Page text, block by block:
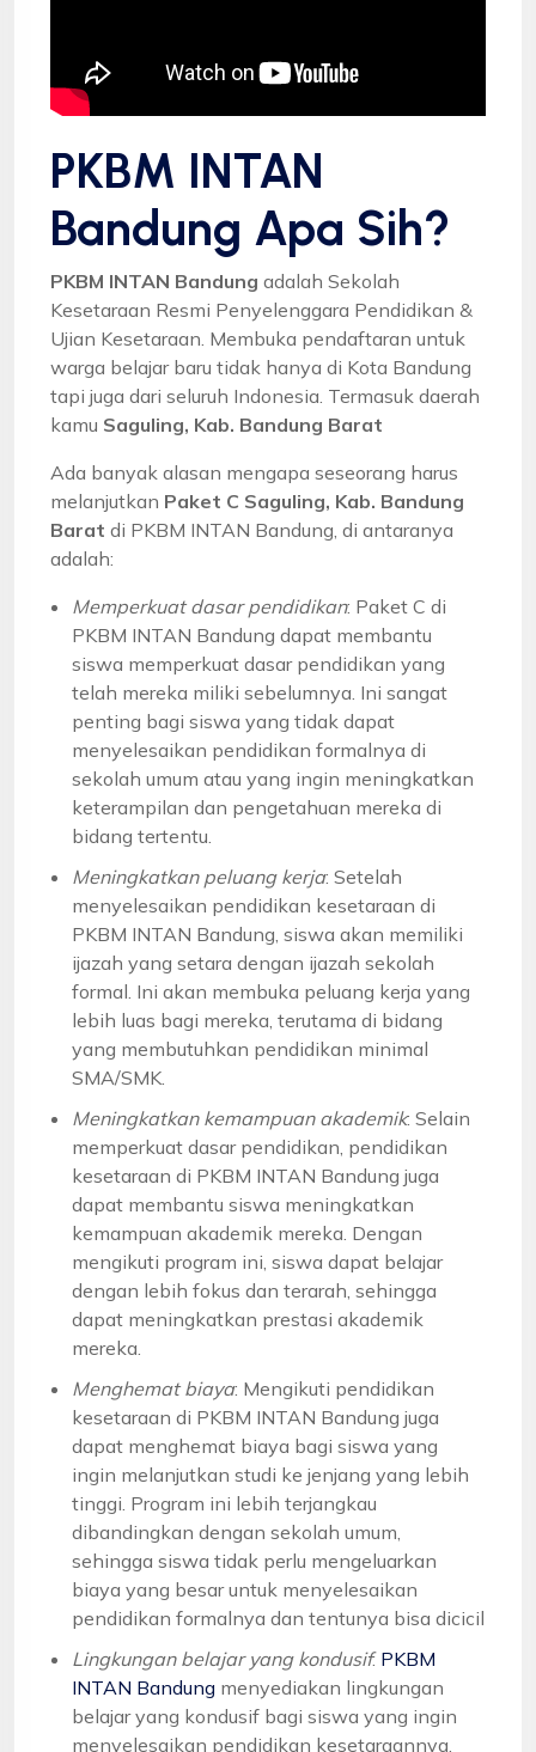
PKBM INTAN
Bandung Apa Sih?
PKBM INTAN Bandung adalah Sekolah
Kesetaraan Resmi Penyelenggara Pendidikan &
Ujian Kesetaraan. Membuka pendaftaran untuk
warga belajar baru tidak hanya di Kota Bandung
tapi juga dari seluruh Indonesia. Termasuk daerah
kamu Saguling, Kab. Bandung Barat
Ada banyak alasan mengapa seseorang harus
melanjutkan Paket C Saguling, Kab. Bandung
Barat di PKBM INTAN Bandung, di antaranya
adalah:
Memperkuat dasar pendidikan: Paket C di
PKBM INTAN Bandung dapat membantu
siswa memperkuat dasar pendidikan yang
telah mereka miliki sebelumnya. Ini sangat
penting bagi siswa yang tidak dapat
menyelesaikan pendidikan formalnya di
sekolah umum atau yang ingin meningkatkan
keterampilan dan pengetahuan mereka di
bidang tertentu.
Meningkatkan peluang kerja: Setelah
menyelesaikan pendidikan kesetaraan di
PKBM INTAN Bandung, siswa akan memiliki
ijazah yang setara dengan ijazah sekolah
formal. Ini akan membuka peluang kerja yang
lebih luas bagi mereka, terutama di bidang
yang membutuhkan pendidikan minimal
SMA/SMK.
Meningkatkan kemampuan akademik: Selain
memperkuat dasar pendidikan, pendidikan
kesetaraan di PKBM INTAN Bandung juga
dapat membantu siswa meningkatkan
kemampuan akademik mereka. Dengan
mengikuti program ini, siswa dapat belajar
dengan lebih fokus dan terarah, sehingga
dapat meningkatkan prestasi akademik
mereka.
Menghemat biaya: Mengikuti pendidikan
kesetaraan di PKBM INTAN Bandung juga
dapat menghemat biaya bagi siswa yang
ingin melanjutkan studi ke jenjang yang lebih
tinggi. Program ini lebih terjangkau
dibandingkan dengan sekolah umum,
sehingga siswa tidak perlu mengeluarkan
biaya yang besar untuk menyelesaikan
pendidikan formalnya dan tentunya bisa dicicil
Lingkungan belajar yang kondusif: PKBM
INTAN Bandung menyediakan lingkungan
belajar yang kondusif bagi siswa yang ingin
menyelesaikan pendidikan kesetaraannya.